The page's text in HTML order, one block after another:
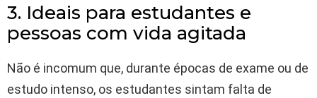
3. Ideais para estudantes e
pessoas com vida agitada
Não é incomum que, durante épocas de exame ou de
estudo intenso, os estudantes sintam falta de